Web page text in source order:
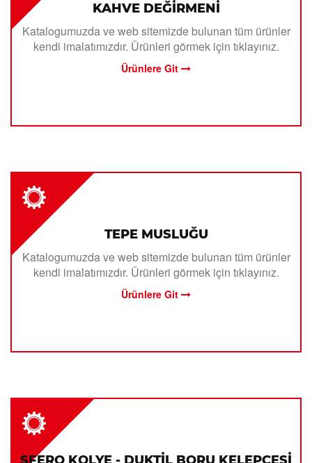
KAHVE DEĞİRMENİ
Katalogumuzda ve web sitemizde bulunan tüm ürünler
kendi imalatımızdır. Ürünleri görmek için tıklayınız.
Ürünlere Git
TEPE MUSLUĞU
Katalogumuzda ve web sitemizde bulunan tüm ürünler
kendi imalatımızdır. Ürünleri görmek için tıklayınız.
Ürünlere Git